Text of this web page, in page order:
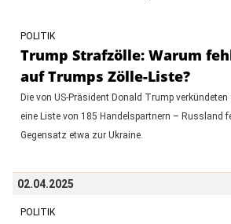
POLITIK
Trump Strafzölle: Warum
auf Trumps Zölle-Liste?
Die von US-Präsident Donald Trump
eine Liste von 185 Handelspartnern – Russland
Gegensatz etwa zur Ukraine.
02.04.2025
POLITIK